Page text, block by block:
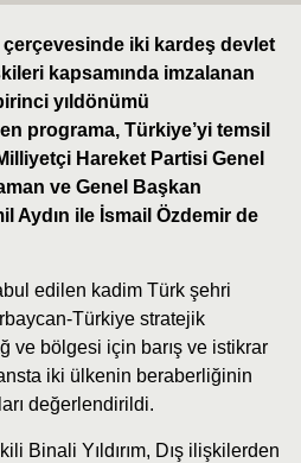
çerçevesinde iki kardeş devlet
kapsamında imzalanan
yıldönümü
programa, Türkiye’yi temsil
Hareket Partisi Genel
ve Genel Başkan
Aydın ile İsmail Özdemir de
edilen kadim Türk şehri
Türkiye stratejik
ve bölgesi için barış ve istikrar
iki ülkenin beraberliğinin
değerlendirildi.
Binali Yıldırım, Dış ilişkilerden